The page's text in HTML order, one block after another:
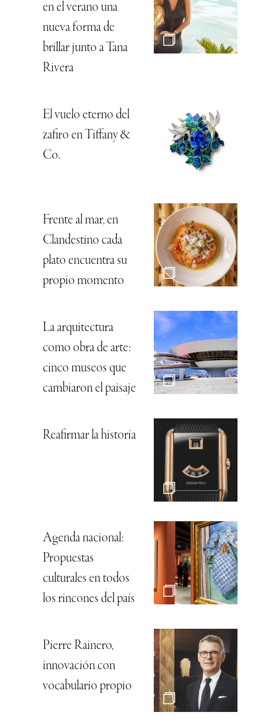
en el verano una
nueva forma de
brillar junto a Tana
Rivera
El vuelo eterno del
zafiro en Tiffany &
Co.
Frente al mar, en
Clandestino cada
plato encuentra su
propio momento
La arquitectura
como obra de arte:
cinco museos que
cambiaron el paisaje
Reafirmar la historia
Agenda nacional:
Propuestas
culturales en todos
los rincones del país
Pierre Rainero,
innovación con
vocabulario propio